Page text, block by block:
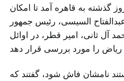
گذشته به قاهره آمد تا امکان
السیسی، رئیس جمهور
آل ثانی، امیر قطر، در اوائل
نامشان فاش شود، گفتند که